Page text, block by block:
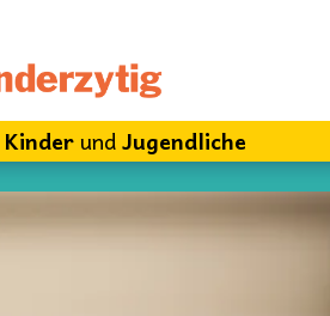
KinderundJugendliche